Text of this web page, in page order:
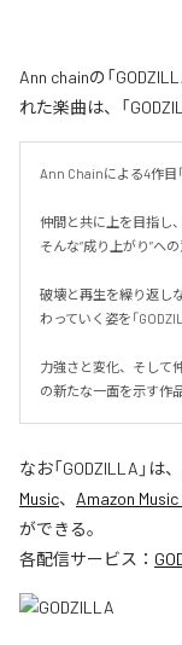
Ann chainの「
れた楽曲は、「
Ann Chainによる4作目「
仲間と共に上を目指し
そんな“成り上がり”へ
破壊と再生を繰り返し
わっていく姿を「
力強さと変化、そして
の新たな一面を示す作
なお「GODZILLA 」は、
Music、 Amazon
ができる。
各配信サービス：